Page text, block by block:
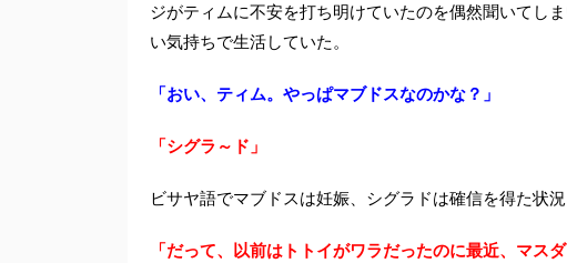
ジがティムに不安を打ち明けていたのを偶然聞いてし
い気持ちで生活していた。
「おい、ティム。やっぱマブドスなのかな？」
「シグラ～ド」
ビサヤ語でマブドスは妊娠、シグラドは確信を得た状況
「だって、以前はトトイがワラだったのに最近、マスダ